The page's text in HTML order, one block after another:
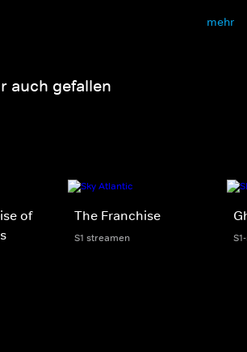
mehr
auch gefallen
of
The Franchise
S1 streamen